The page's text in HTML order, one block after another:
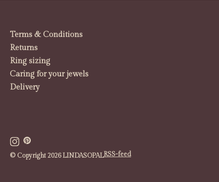
Terms & Conditions
Returns
Ring sizing
Caring for your jewels
Delivery
© Copyright 2026 LINDASOPALRSS-feed